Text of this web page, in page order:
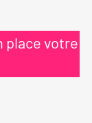
place votre